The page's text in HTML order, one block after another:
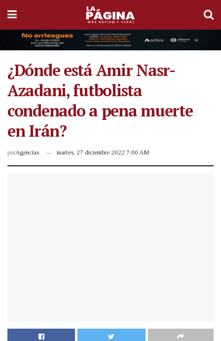
¿Dónde está Amir Nasr-
Azadani, futbolista
condenado a pena muerte
en Irán?
porAgencias martes, 27 diciembre 2022 7:00 AM